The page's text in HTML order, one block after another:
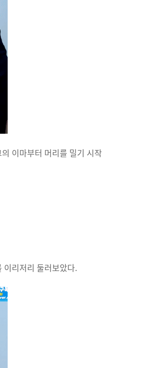
이마부터 머리를 밀기 시작
이리저리 둘러보았다.